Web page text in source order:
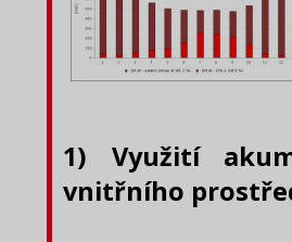
1) Využití
vnitřního